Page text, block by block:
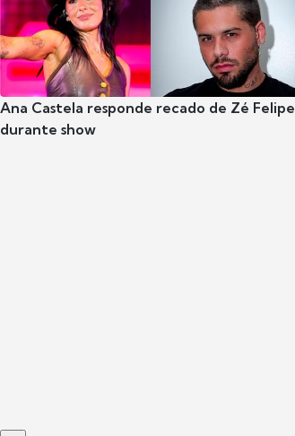
Ana Castela responde recado de Zé Felipe
durante show